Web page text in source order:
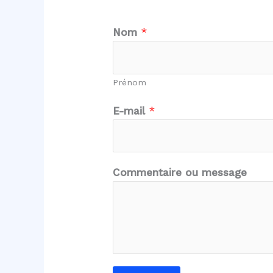
Nom *
Prénom
E
-
a
i
s
a
E-mail *
Commentaire ou message